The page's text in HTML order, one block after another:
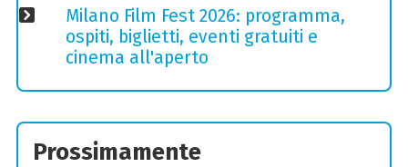
Milano Film Fest 2026: programma,
ospiti, biglietti, eventi gratuiti e
cinema all'aperto
Prossimamente